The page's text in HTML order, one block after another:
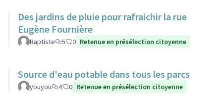
Des jardins de pluie pour rafraichir la rue
Eugène Fournière
Baptiste 5 0 Retenue en présélection citoyenne
Source d'eau potable dans tous les parcs
youyou 4 0 Retenue en présélection citoyenne